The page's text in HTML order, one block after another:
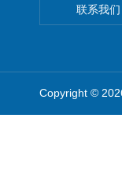
联系我们
Copyright ©